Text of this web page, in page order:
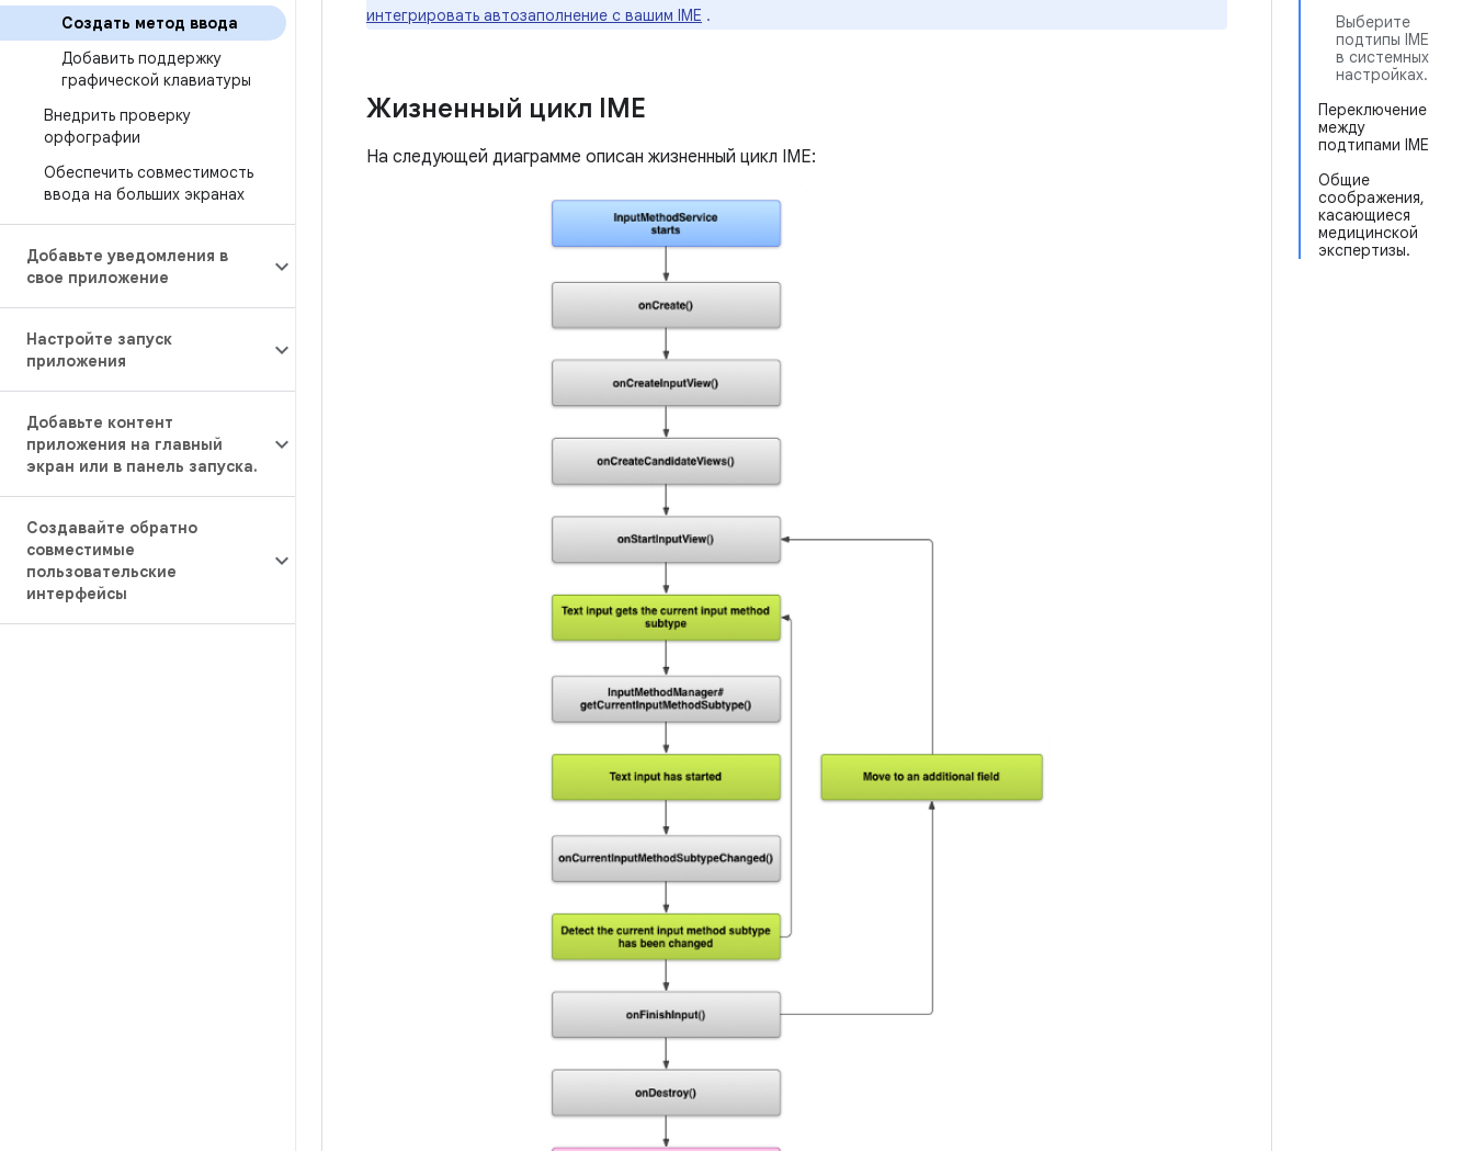
Создать метод ввода
Добавить поддержку
графической клавиатуры
Внедрить проверку
орфографии
Обеспечить совместимость
ввода на больших экранах
Добавьте уведомления в
свое приложение
Настройте запуск
приложения
Добавьте контент
приложения на главный
экран или в панель запуска.
Создавайте обратно
совместимые
пользовательские
интерфейсы
Выберите
подтипы IME
в системных
настройках.
Переключение
между
подтипами IME
Общие
соображения,
касающиеся
медицинской
экспертизы.
интегрировать автозаполнение с вашим IME .
Жизненный цикл IME
На следующей диаграмме описан жизненный цикл IME: